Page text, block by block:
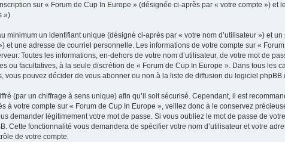
sur « Forum de Cup In Europe » (désignée ci-après par « votre compte »)
»).
minimum un identifiant unique (désigné ci-après par « votre nom d’utilisateur ») et
et une adresse de courriel personnelle. Les informations de votre compte sur «
Toutes les informations, en-dehors de votre nom d’utilisateur, de votre mot de
ou facultatives, à la seule discrétion de « Forum de Cup In Europe ». Dans tous les
vous pouvez décider de vous abonner ou non à la liste de diffusion du logiciel
(par un chiffrage à sens unique) afin qu’il soit sécurisé. Cependant, il est
à votre compte sur « Forum de Cup In Europe », veillez donc à le conservez
demander légitimement votre mot de passe. Si vous oubliez le mot de passe de
Cette fonctionnalité vous demandera de spécifier votre nom d’utilisateur et votre
de votre compte.